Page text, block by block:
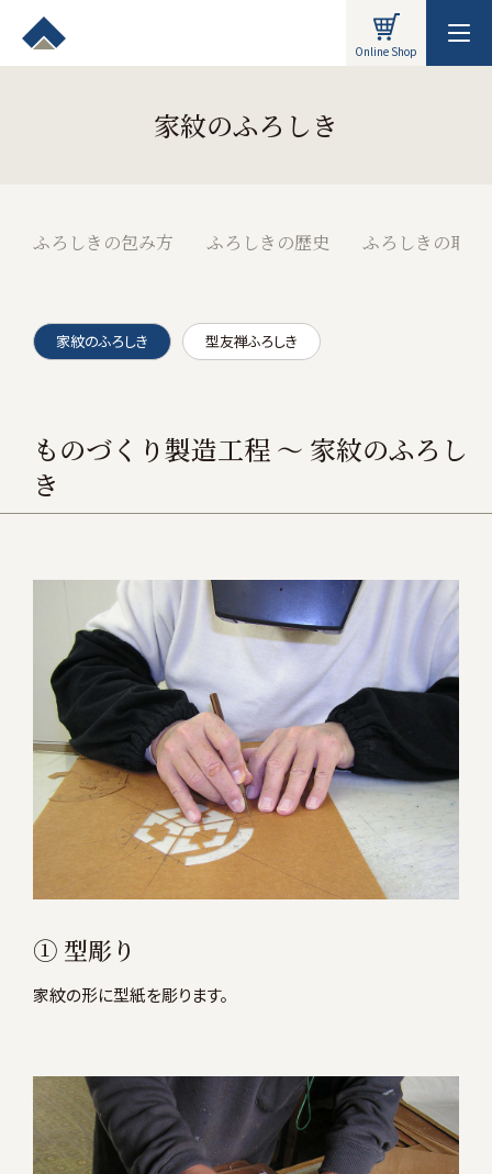
Online Shop
家紋のふろしき
ふろしきの包み方 ふろしきの歴史 ふろしきの取り
家紋のふろしき 型友禅ふろしき
ものづくり製造工程 〜 家紋のふろし
き
① 型彫り
家紋の形に型紙を彫ります。